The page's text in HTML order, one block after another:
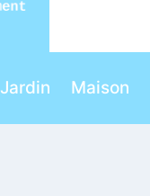
Jardin Maison